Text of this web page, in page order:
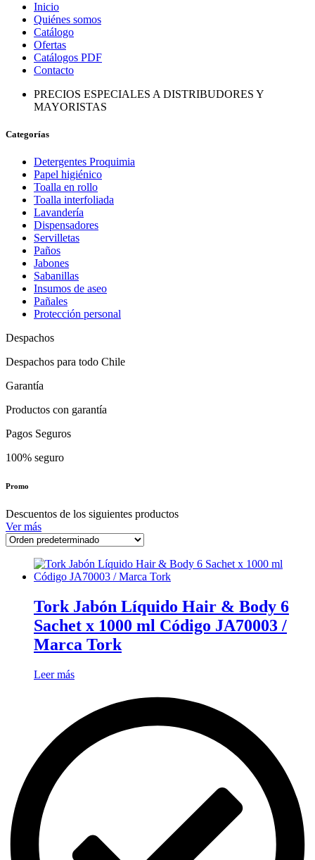
Inicio
Quiénes somos
Catálogo
Ofertas
Catálogos PDF
Contacto
PRECIOS ESPECIALES A DISTRIBUDORES Y
MAYORISTAS
Categorías
Detergentes Proquimia
Papel higiénico
Toalla en rollo
Toalla interfoliada
Lavandería
Dispensadores
Servilletas
Paños
Jabones
Sabanillas
Insumos de aseo
Pañales
Protección personal
Despachos
Despachos para todo Chile
Garantía
Productos con garantía
Pagos Seguros
100% seguro
Promo
Descuentos de los siguientes productos
Ver más
Tork Jabón Líquido Hair & Body 6
Sachet x 1000 ml Código JA70003 /
Marca Tork
Leer más